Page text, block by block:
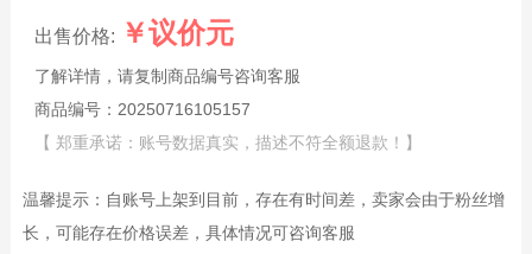
出售价格: ￥议价元
了解详情，请复制商品编号咨询客服
商品编号：20250716105157
【 郑重承诺：账号数据真实，描述不符全额退款！】
温馨提示：自账号上架到目前，存在有时间差，卖家会由于粉丝增
长，可能存在价格误差，具体情况可咨询客服